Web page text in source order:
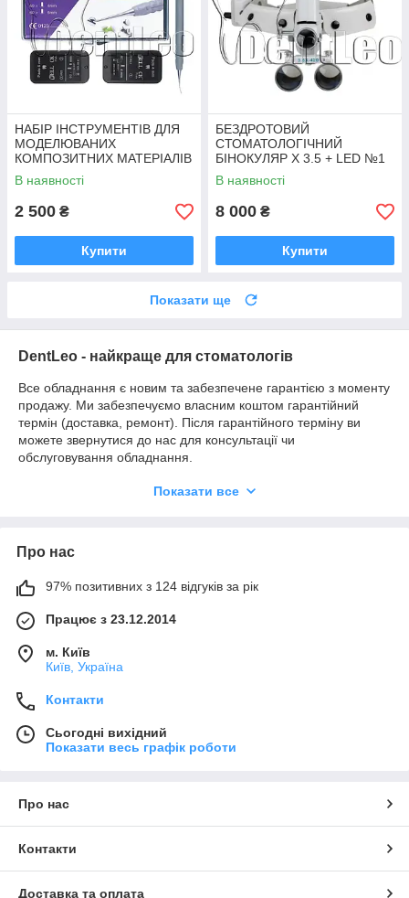
НАБІР ІНСТРУМЕНТІВ ДЛЯ
МОДЕЛЮВАНИХ
КОМПОЗИТНИХ МАТЕРІАЛІВ
В наявності
2 500 ₴
Купити
БЕЗДРОТОВИЙ
СТОМАТОЛОГІЧНИЙ
БІНОКУЛЯР Х 3.5 + LED №1
В наявності
8 000 ₴
Купити
Показати ще
DentLeo - найкраще для стоматологів
Все обладнання є новим та забезпечене гарантією з моменту
продажу. Ми забезпечуємо власним коштом гарантійний
термін (доставка, ремонт). Після гарантійного терміну ви
можете звернутися до нас для консультації чи
обслуговування обладнання.
+38 (050) 385-23-02
+38 (067) 903-08-07
Показати все
Про нас
97% позитивних з 124 відгуків за рік
Працює з 23.12.2014
м. Київ
Київ, Україна
Контакти
Сьогодні вихідний
Показати весь графік роботи
Про нас
Контакти
Доставка та оплата